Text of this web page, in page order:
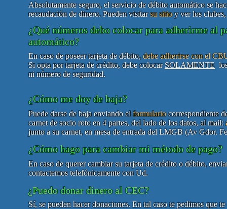
Absolutamente seguro, el servicio de débito automático se
recaudación de dinero. Pueden visitarsu sitioy ver los clubes,
¿Qué números debo colocar para adherirme al
automático?
En caso de poseer tarjeta de débito,debe adherirse con el
Si opta por tarjeta de crédito, debe colocarSOLAMENTE
ni número de seguridad.
¿Cómo me doy de baja?
Puede darse de baja enviando elformulariocorrespondiente
carnet de socio roto en 4 partes, del lado de los datos, al mail:
junto a su carnet, en mesa de entrada del LMGB (Av Gdor.
¿Cómo hago para cambiar mi método de pago?
En caso de querer cambiar su tarjeta de crédito o débito,
contactemos telefónicamente con Ud.
¿Puedo donar dinero al CEC?
Sí, se pueden hacer donaciones. En tal caso te pedimos que